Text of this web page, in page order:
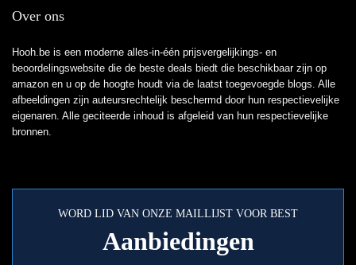
Over ons
Hooh.be is een moderne alles-in-één prijsvergelijkings- en
beoordelingswebsite die de beste deals biedt die beschikbaar zijn op
amazon en u op de hoogte houdt via de laatst toegevoegde blogs. Alle
afbeeldingen zijn auteursrechtelijk beschermd door hun respectievelijke
eigenaren. Alle geciteerde inhoud is afgeleid van hun respectievelijke
bronnen.
WORD LID VAN ONZE MAILLIJST VOOR BEST
Aanbiedingen